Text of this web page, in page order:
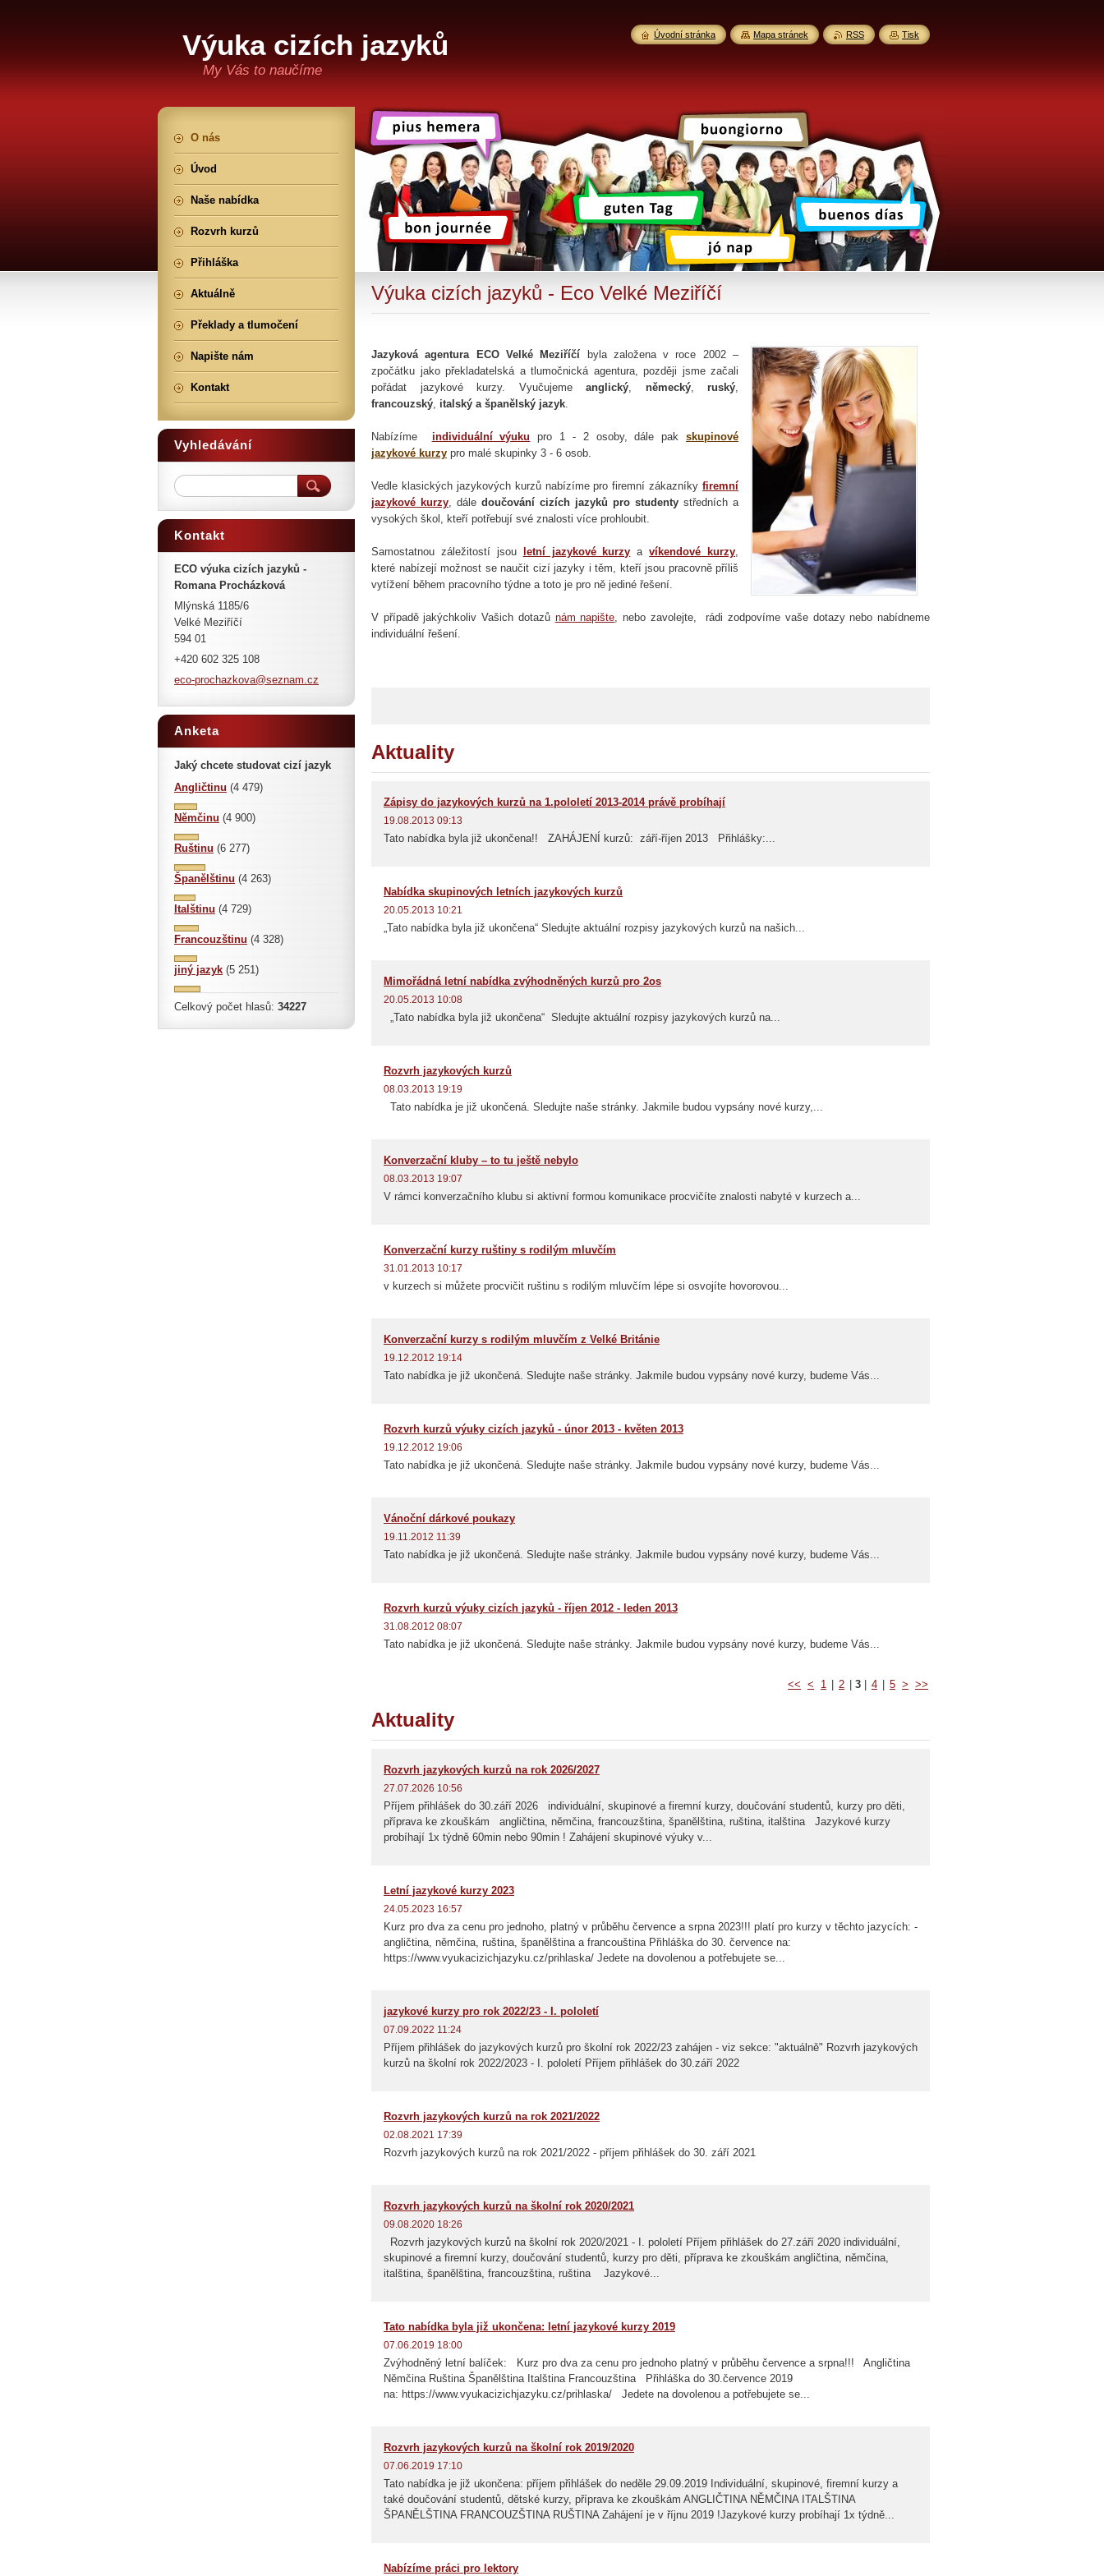
Výuka cizích jazyků
My Vás to naučíme
Výuka cizích jazyků - Eco Velké Meziříčí
Jazyková agentura ECO Velké Meziříčí byla založena v roce 2002 –
zpočátku jako překladatelská a tlumočnická agentura, později jsme začali
pořádat jazykové kurzy. Vyučujeme anglický, německý, ruský,
francouzský, italský a španělský jazyk.
Nabízíme individuální výuku pro 1 - 2 osoby, dále pakskupinové
jazykové kurzy pro malé skupinky 3 - 6 osob.
Vedle klasických jazykových kurzů nabízíme pro firemní zákazníky firemní
jazykové kurzy, dále doučování cizích jazyků pro studenty středních a
vysokých škol, kteří potřebují své znalosti více prohloubit.
Samostatnou záležitostí jsou letní jazykové kurzy avíkendové kurzy,
které nabízejí možnost se naučit cizí jazyky i těm, kteří jsou pracovně příliš
vytížení během pracovního týdne a toto je pro ně jediné řešení.
V případě jakýchkoliv Vašich dotazů nám napište, nebo zavolejte, rádi zodpovíme vaše dotazy nebo nabídneme
individuální řešení.
Aktuality
Zápisy do jazykových kurzů na 1.pololetí 2013-2014 právě probíhají
19.08.2013 09:13
Tato nabídka byla již ukončena!! ZAHÁJENÍ kurzů: září-říjen 2013 Přihlášky:...
Nabídka skupinových letních jazykových kurzů
20.05.2013 10:21
„Tato nabídka byla již ukončena“ Sledujte aktuální rozpisy jazykových kurzů na našich...
Mimořádná letní nabídka zvýhodněných kurzů pro 2os
20.05.2013 10:08
„Tato nabídka byla již ukončena“ Sledujte aktuální rozpisy jazykových kurzů na...
Rozvrh jazykových kurzů
08.03.2013 19:19
Tato nabídka je již ukončená. Sledujte naše stránky. Jakmile budou vypsány nové kurzy,...
Konverzační kluby – to tu ještě nebylo
08.03.2013 19:07
V rámci konverzačního klubu si aktivní formou komunikace procvičíte znalosti nabyté v kurzech a...
Konverzační kurzy ruštiny s rodilým mluvčím
31.01.2013 10:17
v kurzech si můžete procvičit ruštinu s rodilým mluvčím lépe si osvojíte hovorovou...
Konverzační kurzy s rodilým mluvčím z Velké Británie
19.12.2012 19:14
Tato nabídka je již ukončená. Sledujte naše stránky. Jakmile budou vypsány nové kurzy, budeme Vás...
Rozvrh kurzů výuky cizích jazyků - únor 2013 - květen 2013
19.12.2012 19:06
Tato nabídka je již ukončená. Sledujte naše stránky. Jakmile budou vypsány nové kurzy, budeme Vás...
Vánoční dárkové poukazy
19.11.2012 11:39
Tato nabídka je již ukončená. Sledujte naše stránky. Jakmile budou vypsány nové kurzy, budeme Vás...
Rozvrh kurzů výuky cizích jazyků - říjen 2012 - leden 2013
31.08.2012 08:07
Tato nabídka je již ukončená. Sledujte naše stránky. Jakmile budou vypsány nové kurzy, budeme Vás...
<< < 1 2 3 4 5 > >>
Aktuality
Rozvrh jazykových kurzů na rok 2026/2027
27.07.2026 10:56
Příjem přihlášek do 30.září 2026 individuální, skupinové a firemní kurzy, doučování studentů, kurzy pro děti,
příprava ke zkouškám angličtina, němčina, francouzština, španělština, ruština, italština Jazykové kurzy
probíhají 1x týdně 60min nebo 90min ! Zahájení skupinové výuky v...
Letní jazykové kurzy 2023
24.05.2023 16:57
Kurz pro dva za cenu pro jednoho, platný v průběhu července a srpna 2023!!! platí pro kurzy v těchto jazycích: -
angličtina, němčina, ruština, španělština a francouština Přihláška do 30. července na:
https://www.vyukacizichjazyku.cz/prihlaska/ Jedete na dovolenou a potřebujete se...
jazykové kurzy pro rok 2022/23 - I. pololetí
07.09.2022 11:24
Příjem přihlášek do jazykových kurzů pro školní rok 2022/23 zahájen - viz sekce: "aktuálně" Rozvrh jazykových
kurzů na školní rok 2022/2023 - I. pololetí Příjem přihlášek do 30.září 2022
Rozvrh jazykových kurzů na rok 2021/2022
02.08.2021 17:39
Rozvrh jazykových kurzů na rok 2021/2022 - příjem přihlášek do 30. září 2021
Rozvrh jazykových kurzů na školní rok 2020/2021
09.08.2020 18:26
Rozvrh jazykových kurzů na školní rok 2020/2021 - I. pololetí Příjem přihlášek do 27.září 2020 individuální,
skupinové a firemní kurzy, doučování studentů, kurzy pro děti, příprava ke zkouškám angličtina, němčina,
italština, španělština, francouzština, ruština Jazykové...
Tato nabídka byla již ukončena: letní jazykové kurzy 2019
07.06.2019 18:00
Zvýhodněný letní balíček: Kurz pro dva za cenu pro jednoho platný v průběhu července a srpna!!! Angličtina
Němčina Ruština Španělština Italština Francouzština Přihláška do 30.července 2019
na: https://www.vyukacizichjazyku.cz/prihlaska/ Jedete na dovolenou a potřebujete se...
Rozvrh jazykových kurzů na školní rok 2019/2020
07.06.2019 17:10
Tato nabídka je již ukončena: příjem přihlášek do neděle 29.09.2019 Individuální, skupinové, firemní kurzy a
také doučování studentů, dětské kurzy, příprava ke zkouškám ANGLIČTINA NĚMČINA ITALŠTINA
ŠPANĚLŠTINA FRANCOUZŠTINA RUŠTINA Zahájení je v říjnu 2019 !Jazykové kurzy probíhají 1x týdně...
Nabízíme práci pro lektory
O nás
Úvod
Naše nabídka
Rozvrh kurzů
Přihláška
Aktuálně
Překlady a tlumočení
Napište nám
Kontakt
Vyhledávání
Kontakt
ECO výuka cizích jazyků -
Romana Procházková
Mlýnská 1185/6
Velké Meziříčí
594 01
+420 602 325 108
eco-proc hazkova@seznam.cz
Anketa
Jaký chcete studovat cizí jazyk
Angličtinu (4 479)
Němčinu (4 900)
Ruštinu (6 277)
Španělštinu (4 263)
Italštinu (4 729)
Francouzštinu (4 328)
jiný jazyk (5 251)
Celkový počet hlasů: 34227
Úvodní stránka Mapa stránek RSS Tisk